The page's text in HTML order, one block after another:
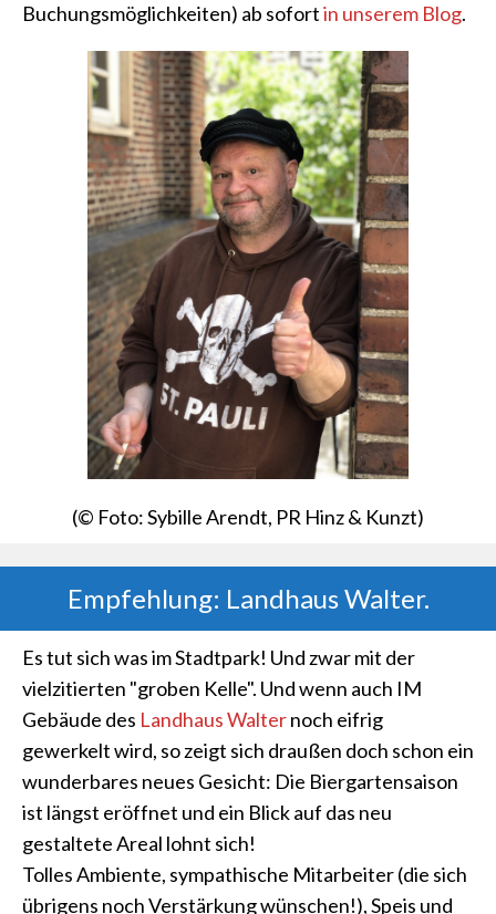
Buchungsmöglichkeiten) ab sofortin unserem Blog.
(© Foto: Sybille Arendt, PR Hinz & Kunzt)
Empfehlung: Landhaus Walter.
Es tut sich was im Stadtpark! Und zwar mit der
vielzitierten "groben Kelle". Und wenn auch IM
Gebäude des Landhaus Walternoch eifrig
gewerkelt wird, so zeigt sich draußen doch schon ein
wunderbares neues Gesicht: Die Biergartensaison
ist längst eröffnet und ein Blick auf das neu
gestaltete Areal lohnt sich!
Tolles Ambiente, sympathische Mitarbeiter (die sich
übrigens noch Verstärkung wünschen!), Speis und